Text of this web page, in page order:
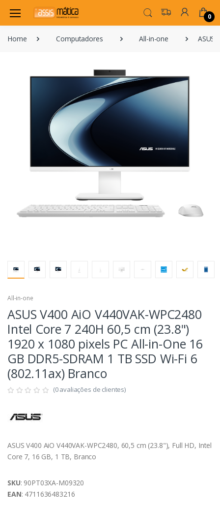
0
Home Computadores All-in-one ASUS
All-in-one
ASUS V400 AiO V440VAK-WPC2480
Intel Core 7 240H 60,5 cm (23.8")
1920 x 1080 pixels PC All-in-One 16
GB DDR5-SDRAM 1 TB SSD Wi-Fi 6
(802.11ax) Branco
(0 avaliações de clientes)
ASUS V400 AiO V440VAK-WPC2480, 60,5 cm (23.8"), Full HD, Intel
Core 7, 16 GB, 1 TB, Branco
SKU: 90PT03XA-M09320
EAN: 4711636483216